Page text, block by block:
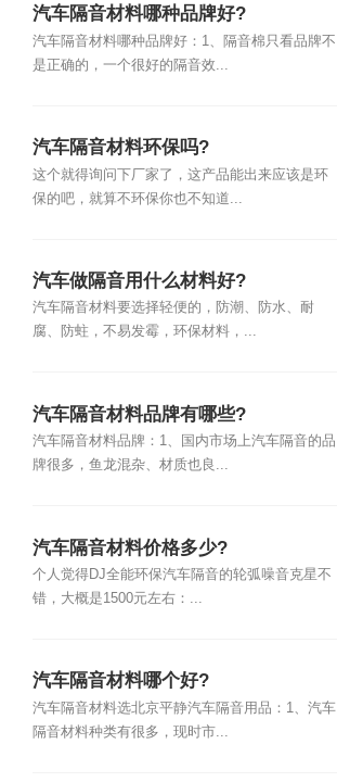
汽车隔音材料哪种品牌好?
汽车隔音材料哪种品牌好：1、隔音棉只看品牌不
是正确的，一个很好的隔音效...
汽车隔音材料环保吗?
这个就得询问下厂家了，这产品能出来应该是环
保的吧，就算不环保你也不知道...
汽车做隔音用什么材料好?
汽车隔音材料要选择轻便的，防潮、防水、耐
腐、防蛀，不易发霉，环保材料，...
汽车隔音材料品牌有哪些?
汽车隔音材料品牌：1、国内市场上汽车隔音的品
牌很多，鱼龙混杂、材质也良...
汽车隔音材料价格多少?
个人觉得DJ全能环保汽车隔音的轮弧噪音克星不
错，大概是1500元左右：...
汽车隔音材料哪个好?
汽车隔音材料选北京平静汽车隔音用品：1、汽车
隔音材料种类有很多，现时市...